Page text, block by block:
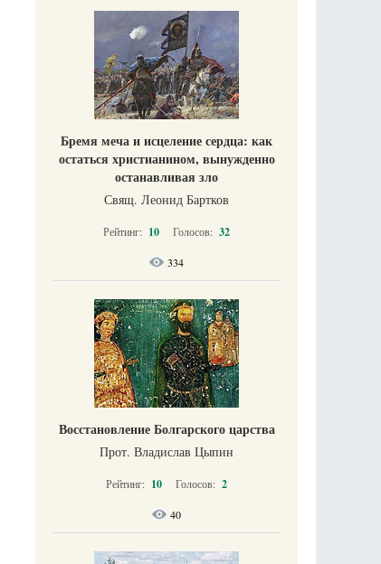
Бремя меча и исцеление сердца: как
остаться христианином, вынужденно
останавливая зло
Свящ. Леонид Бартков
Рейтинг: 10 Голосов: 32
334
Восстановление Болгарского царства
Прот. Владислав Цыпин
Рейтинг: 10 Голосов: 2
40